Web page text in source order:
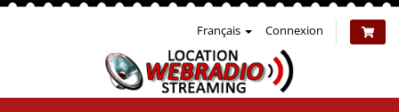
Français Connexion